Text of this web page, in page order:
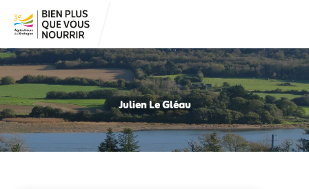
Julien Le Gléau